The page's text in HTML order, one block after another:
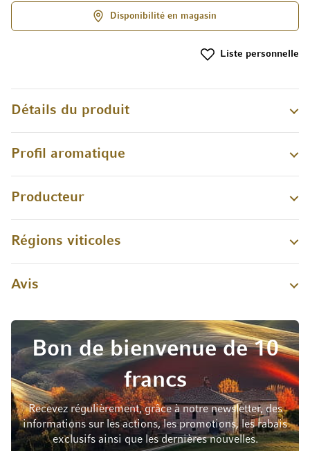
Disponibilité en magasin
Liste personnelle
Détails du produit
Profil aromatique
Producteur
Régions viticoles
Avis
Bon de bienvenue de 10
francs
Recevez régulièrement, grâce à notre newsletter, des
informations sur les actions, les promotions, les rabais
exclusifs ainsi que les dernières nouvelles.